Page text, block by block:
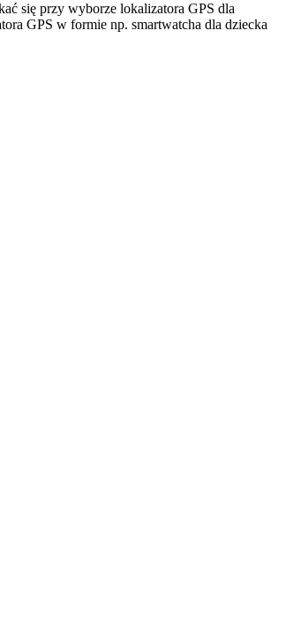
się przy wyborze lokalizatora GPS dla
GPS w formie np. smartwatcha dla dziecka